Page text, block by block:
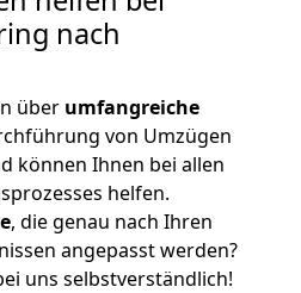
nach
über umfangreiche
von Umzügen
können Ihnen bei allen
helfen.
, die genau nach Ihren
angepasst werden?
uns selbstverständlich!